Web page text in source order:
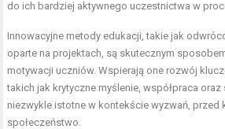
do ich bardziej aktywnego uczestnictwa w
Innowacyjne metody edukacji, takie jak
oparte na projektach, są skutecznym
motywacji uczniów. Wspierają one rozwój
takich jak krytyczne myślenie, współpraca
niezwykle istotne w kontekście wyzwań, przed
społeczeństwo.